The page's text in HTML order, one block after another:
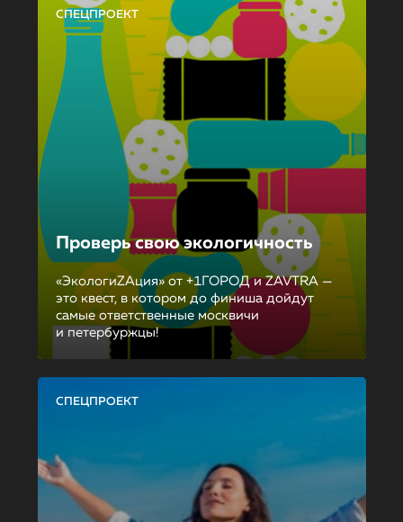
СПЕЦПРОЕКТ
Проверь свою экологичность
«ЭкологиZAция» от +1ГОРОД и ZAVTRA —
это квест, в котором до финиша дойдут
самые ответственные москвичи
и петербуржцы!
СПЕЦПРОЕКТ